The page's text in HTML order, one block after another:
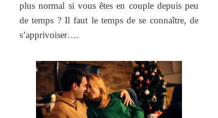
plus normal si vous êtes en couple depuis peu
de temps ? Il faut le temps de se connaître, de
s’apprivoiser….